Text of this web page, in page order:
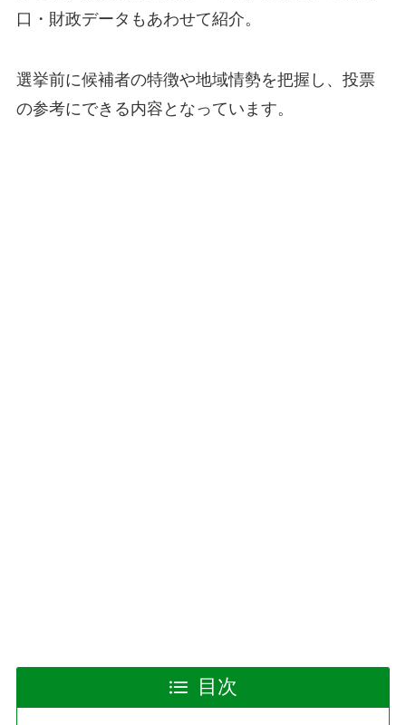
口・財政データもあわせて紹介。
選挙前に候補者の特徴や地域情勢を把握し、投票
の参考にできる内容となっています。
目次